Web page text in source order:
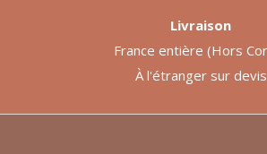
Livraison
France entière (Hors
À l'étranger sur devis